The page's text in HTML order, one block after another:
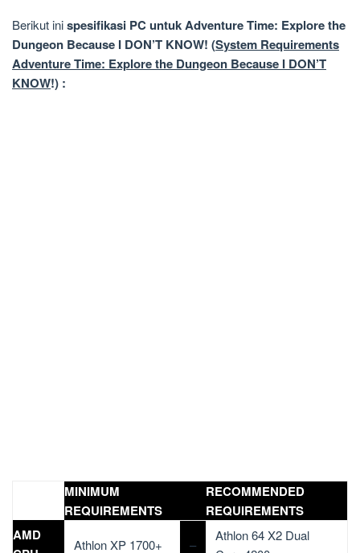
Berikut inispesifikasi PC untuk Adventure Time: Explore the
Dungeon Because I DON’T KNOW! (System Requirements
Adventure Time: Explore the Dungeon Because I DON’T
KNOW!) :
MINIMUM
REQUIREMENTS
RECOMMENDED
REQUIREMENTS
AMD
Athlon XP 1700+ –
Athlon 64 X2 Dual